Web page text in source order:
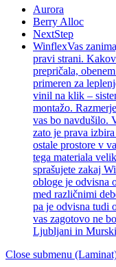
Aurora
Berry Alloc
NextStep
WinflexVas
pravi strani.
prepričala,
primeren za
vinil na klik –
montažo.
vas bo navdušilo.
zato je prava
ostale prostore v
tega materiala
sprašujete zakaj
obloge je odvisna
med različnimi
pa je odvisna tudi
vas zagotovo ne
Ljubljani in
Close submenu